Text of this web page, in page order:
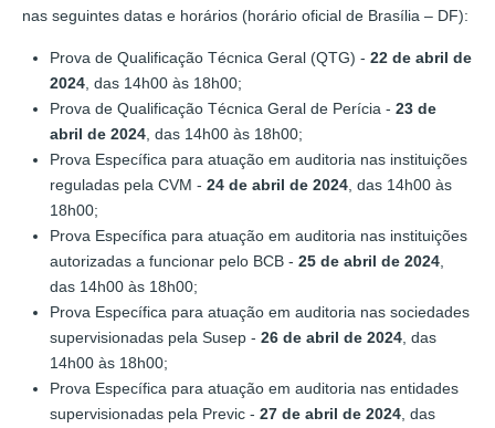
nas seguintes datas e horários (horário oficial de Brasília – DF):
Prova de Qualificação Técnica Geral (QTG) - 22 de abril de
2024 , das 14h00 às 18h00;
Prova de Qualificação Técnica Geral de Perícia - 23 de
abril de 2024 , das 14h00 às 18h00;
Prova Específica para atuação em auditoria nas instituições
reguladas pela CVM - 24 de abril de 2024 , das 14h00 às
18h00;
Prova Específica para atuação em auditoria nas instituições
autorizadas a funcionar pelo BCB - 25 de abril de 2024
das 14h00 às 18h00;
Prova Específica para atuação em auditoria nas sociedades
supervisionadas pela Susep - 26 de abril de 2024 , das
14h00 às 18h00;
Prova Específica para atuação em auditoria nas entidades
supervisionadas pela Previc - 27 de abril de 2024 , das